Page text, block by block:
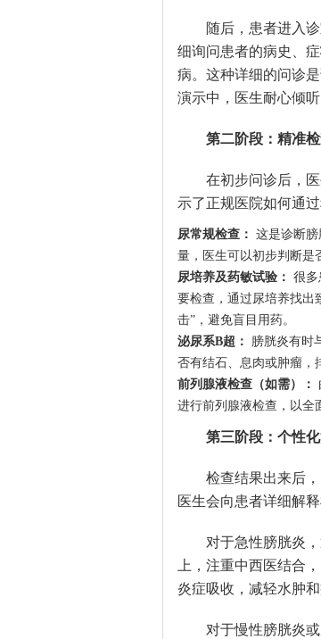
随后，患者进入
细询问患者的病史、
病。这种详细的问诊
演示中，医生耐心倾
第二阶段：精准
在初步问诊后，
示了正规医院如何通过
尿常规检查： 这是诊断
量，医生可以初步判断是
尿培养及药敏试验： 很多
要检查，通过尿培养找出
击”，避免盲目用药。
泌尿系B超：
膀胱炎有时
否有结石、息肉或肿瘤，
前列腺液检查（如需）：
进行前列腺液检查，以全
第三阶段：个性
检查结果出来后
医生会向患者详细解
对于急性膀胱炎
上，注重中西医结合
炎症吸收，减轻水肿和
对于慢性膀胱炎